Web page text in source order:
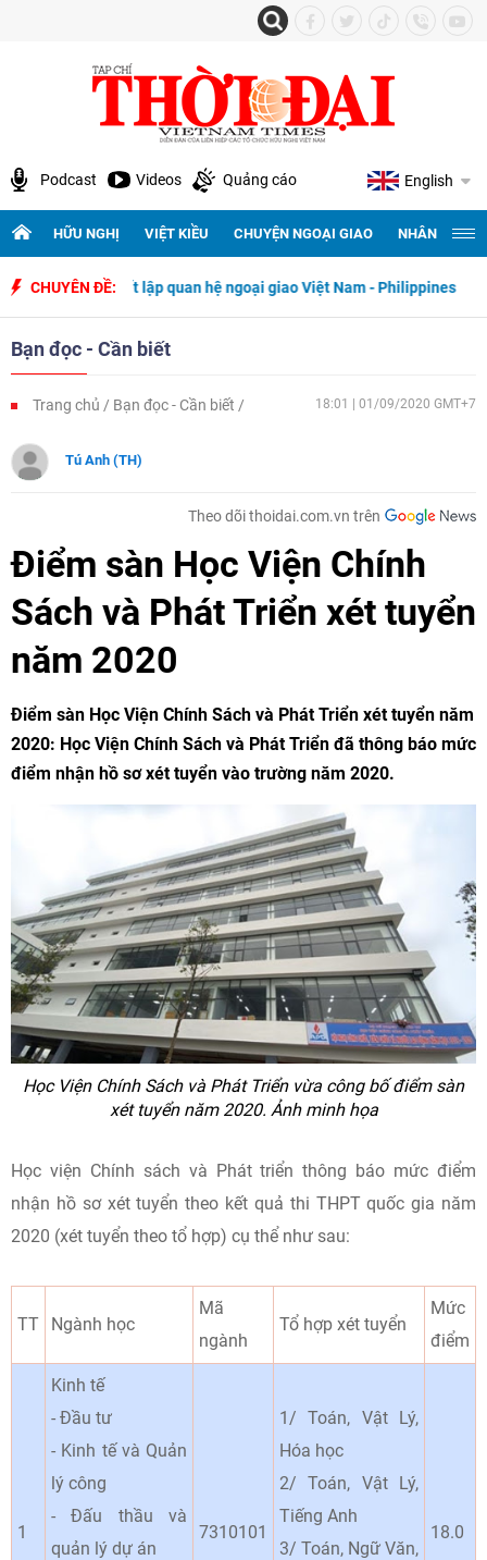
Podcast Videos Quảng cáo English
HỮU NGHỊ VIỆT KIỀU CHUYỆN NGOẠI GIAO NHÂN
CHUYÊN ĐỀ:
thiết lập quan hệ ngoại giao Việt Nam - Philippines 500
Bạn đọc - Cần biết
Trang chủ Bạn đọc - Cần biết 18:01 | 01/09/2020 GMT+7
Tú Anh (TH)
Theo dõi thoidai.com.vn trên
Điểm sàn Học Viện Chính
Sách và Phát Triển xét tuyển
năm 2020
Điểm sàn Học Viện Chính Sách và Phát Triển xét tuyển năm
2020: Học Viện Chính Sách và Phát Triển đã thông báo mức
điểm nhận hồ sơ xét tuyển vào trường năm 2020.
Học Viện Chính Sách và Phát Triển vừa công bố điểm sàn
xét tuyển năm 2020. Ảnh minh họa
Học viện Chính sách và Phát triển thông báo mức điểm
nhận hồ sơ xét tuyển theo kết quả thi THPT quốc gia năm
2020 (xét tuyển theo tổ hợp) cụ thể như sau:
TT Ngành học
Mã
ngành
Tổ hợp xét tuyển
Mức
điểm
1
Kinh tế
- Đầu tư
- Kinh tế và Quản
lý công
- Đấu thầu và
quản lý dự án
7310101
1/ Toán, Vật Lý,
Hóa học
2/ Toán, Vật Lý,
Tiếng Anh
3/ Toán, Ngữ Văn,
18.0